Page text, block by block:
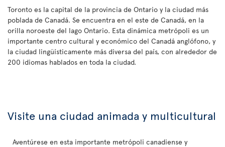
Toronto es la capital de la provincia de Ontario y la ciudad más
poblada de Canadá. Se encuentra en el este de Canadá, en la
orilla noroeste del lago Ontario. Esta dinámica metrópoli es un
importante centro cultural y económico del Canadá anglófono, y
la ciudad lingüísticamente más diversa del país, con alrededor de
200 idiomas hablados en toda la ciudad.
Visite una ciudad animada y multicultural
Aventúrese en esta importante metrópoli canadiense y